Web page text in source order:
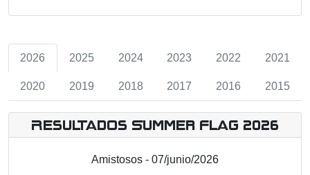
2026 2025 2024 2023 2022 2021
2020 2019 2018 2017 2016 2015
Resultados Summer Flag 2026
Amistosos - 07/junio/2026